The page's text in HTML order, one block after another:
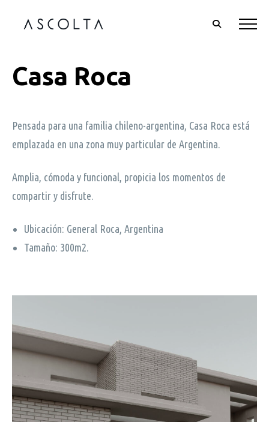
Casa Roca
Pensada para una familia chileno-argentina, Casa Roca está
emplazada en una zona muy particular de Argentina.
Amplia, cómoda y funcional, propicia los momentos de
compartir y disfrute.
Ubicación: General Roca, Argentina
Tamaño: 300m2.